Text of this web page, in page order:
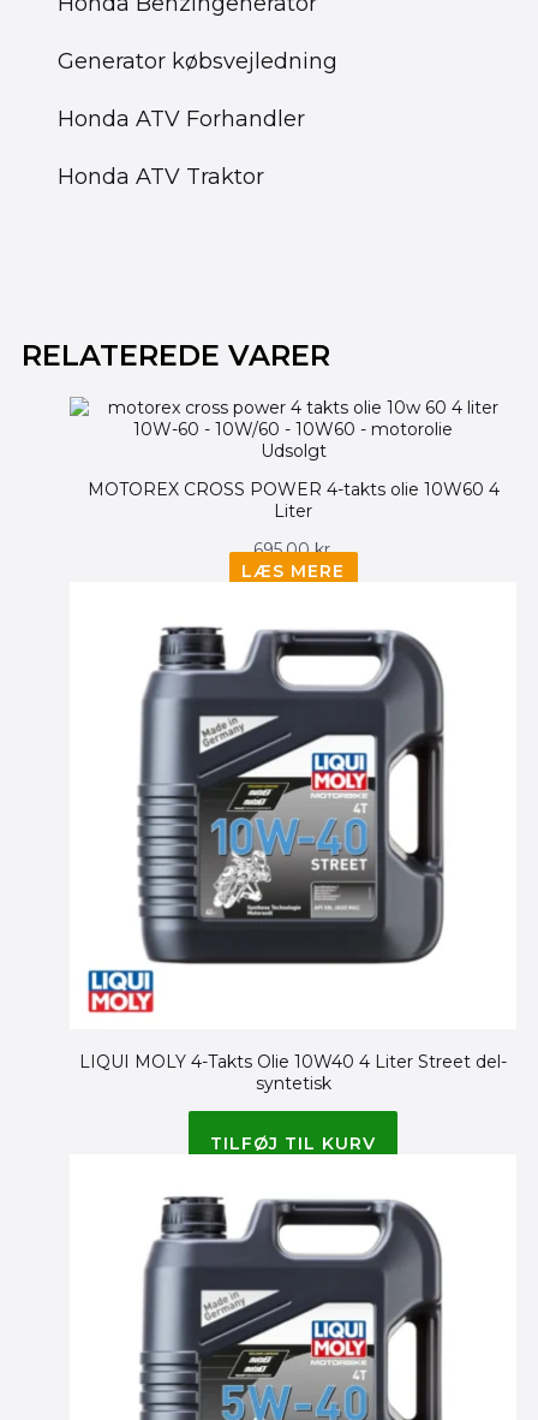
Generator købsvejledning
Honda ATV Forhandler
Honda ATV Traktor
RELATEREDE VARER
Udsolgt
MOTOREX CROSS POWER 4-takts olie 10W60 4
Liter
695.00kr.
LÆS MERE
LIQUI MOLY 4-Takts Olie 10W40 4 Liter Street del-
syntetisk
pris
var:
485.00 kr..
pris
er:
450.00 kr..
TILFØJ TIL KURV